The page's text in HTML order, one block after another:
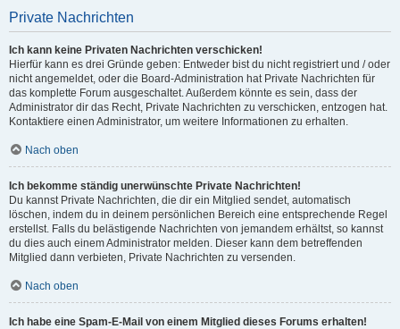
Private Nachrichten
Ich kann keine Privaten Nachrichten verschicken!
Hierfür kann es drei Gründe geben: Entweder bist du nicht registriert und / oder
nicht angemeldet, oder die Board-Administration hat Private Nachrichten für
das komplette Forum ausgeschaltet. Außerdem könnte es sein, dass der
Administrator dir das Recht, Private Nachrichten zu verschicken, entzogen hat.
Kontaktiere einen Administrator, um weitere Informationen zu erhalten.
Nach oben
Ich bekomme ständig unerwünschte Private Nachrichten!
Du kannst Private Nachrichten, die dir ein Mitglied sendet, automatisch
löschen, indem du in deinem persönlichen Bereich eine entsprechende Regel
erstellst. Falls du belästigende Nachrichten von jemandem erhältst, so kannst
du dies auch einem Administrator melden. Dieser kann dem betreffenden
Mitglied dann verbieten, Private Nachrichten zu versenden.
Nach oben
Ich habe eine Spam-E-Mail von einem Mitglied dieses Forums erhalten!